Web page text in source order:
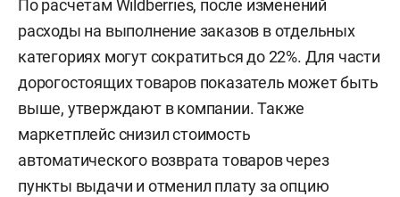
По расчетам Wildberries, после изменений
расходы на выполнение заказов в отдельных
категориях могут сократиться до 22%. Для части
дорогостоящих товаров показатель может быть
выше, утверждают в компании. Также
маркетплейс снизил стоимость
автоматического возврата товаров через
пункты выдачи и отменил плату за опцию